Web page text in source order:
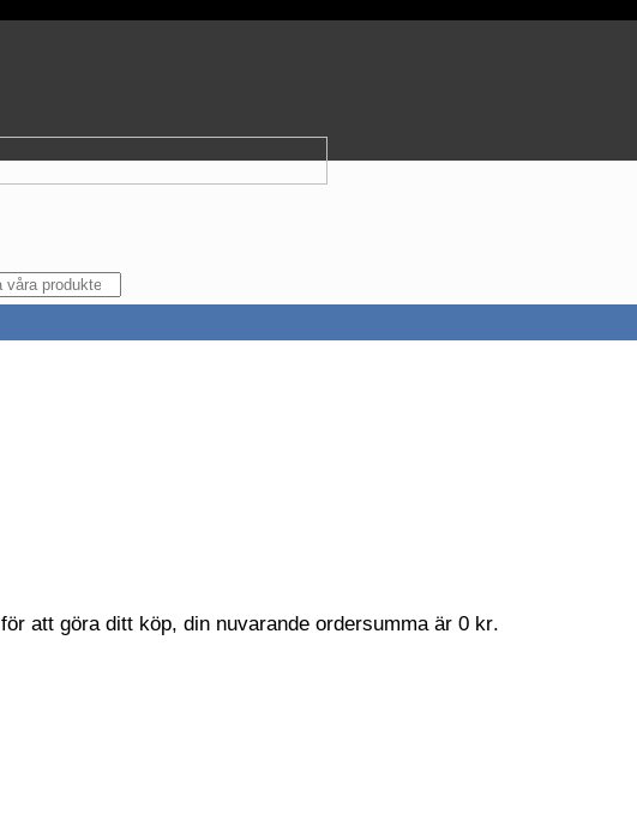
för att göra ditt köp, din nuvarande ordersumma är 0 kr.